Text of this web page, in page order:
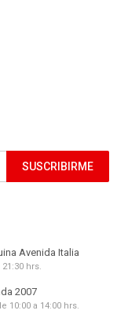
SUSCRIBIRME
Avenida Italia
hrs.
2007
10:00 a 14:00 hrs.